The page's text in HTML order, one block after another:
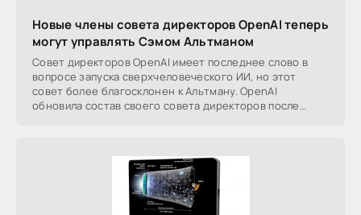
Новые члены совета директоров OpenAI теперь
могут управлять Сэмом Альтманом
Совет директоров OpenAI имеет последнее слово в
вопросе запуска сверхчеловеческого ИИ, но этот
совет более благосклонен к Альтману. OpenAI
обновила состав своего совета директоров после